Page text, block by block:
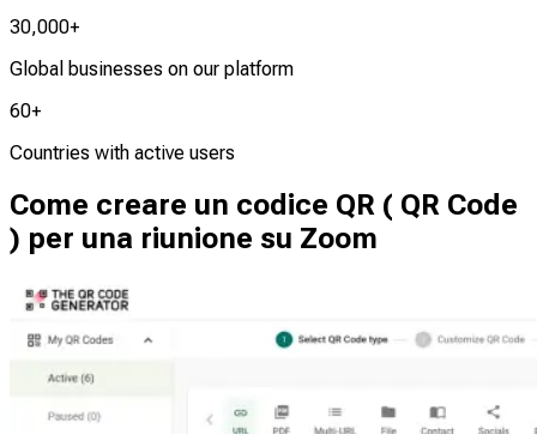
30,000+
Global businesses on our platform
60+
Countries with active users
Come creare un codice QR ( QR Code
) per una riunione su Zoom